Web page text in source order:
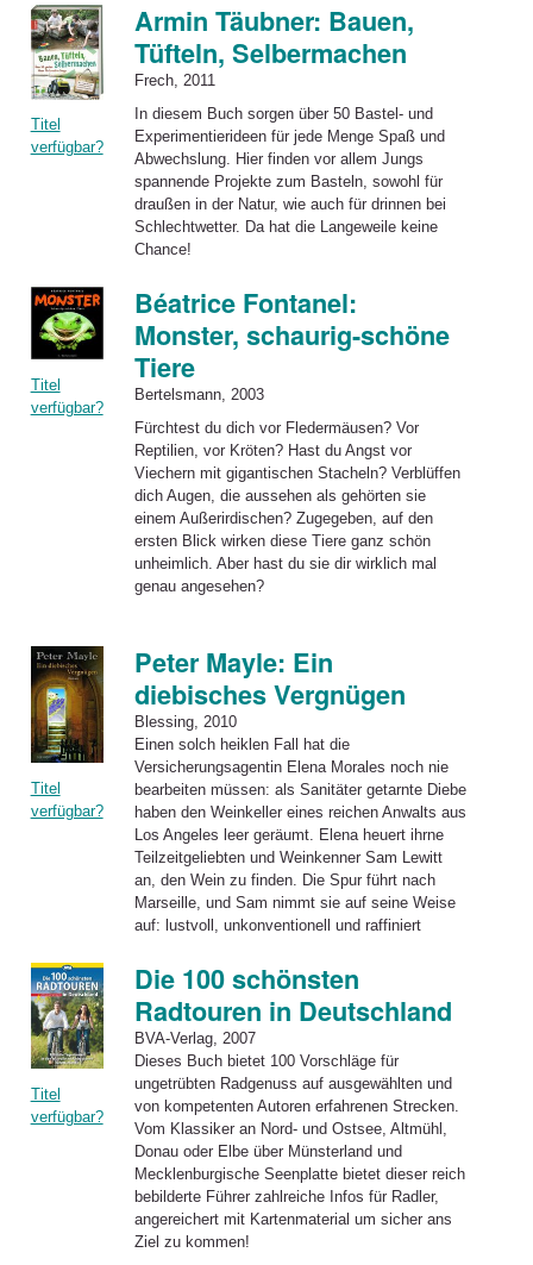
Titel
verfügbar?
Armin Täubner: Bauen,
Tüfteln, Selbermachen
Frech, 2011
In diesem Buch sorgen über 50 Bastel- und
Experimentierideen für jede Menge Spaß und
Abwechslung. Hier finden vor allem Jungs
spannende Projekte zum Basteln, sowohl für
draußen in der Natur, wie auch für drinnen bei
Schlechtwetter. Da hat die Langeweile keine
Chance!
Titel
verfügbar?
Béatrice Fontanel:
Monster, schaurig-schöne
Tiere
Bertelsmann, 2003
Fürchtest du dich vor Fledermäusen? Vor
Reptilien, vor Kröten? Hast du Angst vor
Viechern mit gigantischen Stacheln? Verblüffen
dich Augen, die aussehen als gehörten sie
einem Außerirdischen? Zugegeben, auf den
ersten Blick wirken diese Tiere ganz schön
unheimlich. Aber hast du sie dir wirklich mal
genau angesehen?
Titel
verfügbar?
Peter Mayle: Ein
diebisches Vergnügen
Blessing, 2010
Einen solch heiklen Fall hat die
Versicherungsagentin Elena Morales noch nie
bearbeiten müssen: als Sanitäter getarnte Diebe
haben den Weinkeller eines reichen Anwalts aus
Los Angeles leer geräumt. Elena heuert ihrne
Teilzeitgeliebten und Weinkenner Sam Lewitt
an, den Wein zu finden. Die Spur führt nach
Marseille, und Sam nimmt sie auf seine Weise
auf: lustvoll, unkonventionell und raffiniert
Titel
verfügbar?
Die 100 schönsten
Radtouren in Deutschland
BVA-Verlag, 2007
Dieses Buch bietet 100 Vorschläge für
ungetrübten Radgenuss auf ausgewählten und
von kompetenten Autoren erfahrenen Strecken.
Vom Klassiker an Nord- und Ostsee, Altmühl,
Donau oder Elbe über Münsterland und
Mecklenburgische Seenplatte bietet dieser reich
bebilderte Führer zahlreiche Infos für Radler,
angereichert mit Kartenmaterial um sicher ans
Ziel zu kommen!